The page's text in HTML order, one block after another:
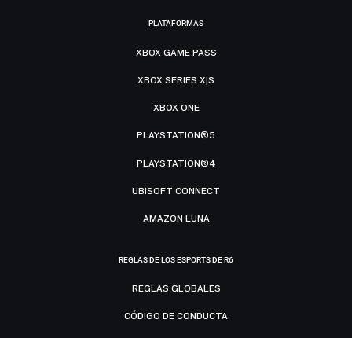
PLATAFORMAS
XBOX GAME PASS
XBOX SERIES X|S
XBOX ONE
PLAYSTATION®5
PLAYSTATION®4
UBISOFT CONNECT
AMAZON LUNA
REGLAS DE LOS ESPORTS DE R6
REGLAS GLOBALES
CÓDIGO DE CONDUCTA